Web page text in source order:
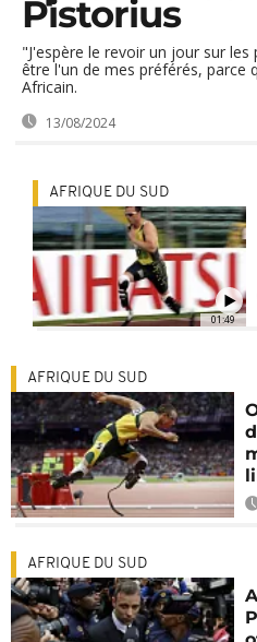
Pistorius
"J'espère le revoir un jour sur
être l'un de mes préférés, parce
Africain.
13/08/2024
01:49
AFRIQUE DU SUD
AFRIQUE DU SUD
AFRIQUE DU SUD